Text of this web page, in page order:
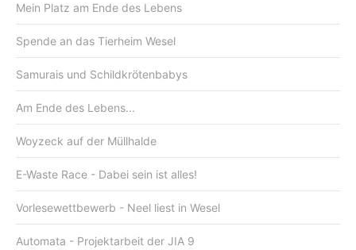
Mein Platz am Ende des Lebens
Spende an das Tierheim Wesel
Samurais und Schildkrötenbabys
Am Ende des Lebens...
Woyzeck auf der Müllhalde
E-Waste Race - Dabei sein ist alles!
Vorlesewettbewerb - Neel liest in Wesel
Automata - Projektarbeit der JIA 9